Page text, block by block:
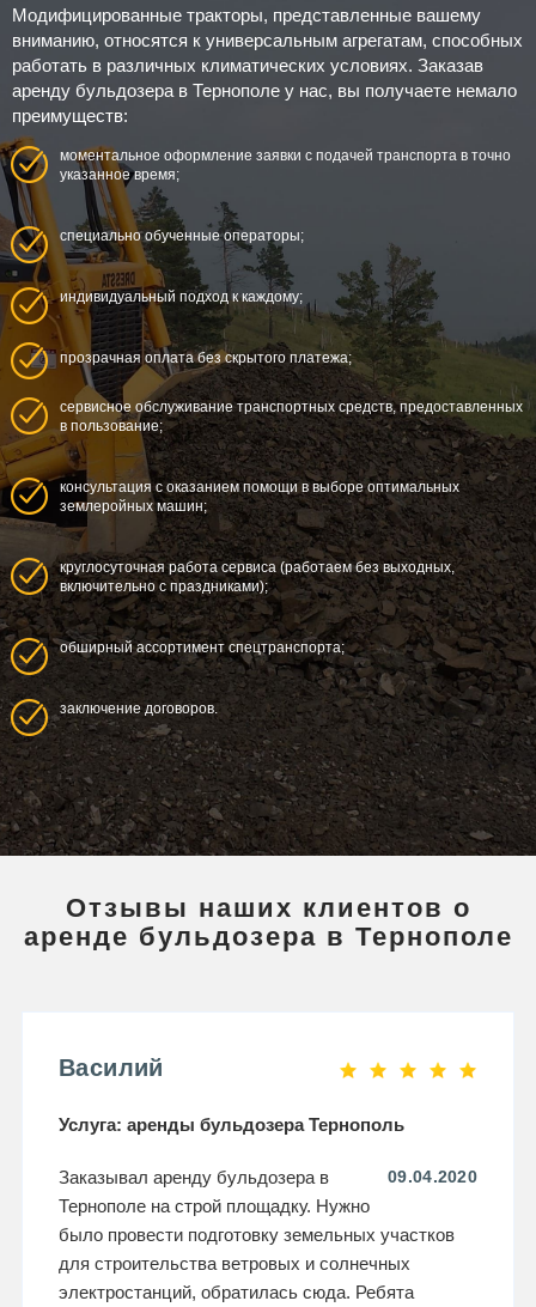
Модифицированные тракторы, представленные вашему
вниманию, относятся к универсальным агрегатам, способных
работать в различных климатических условиях. Заказав
аренду бульдозера в Тернополе у нас, вы получаете немало
преимуществ:
моментальное оформление заявки с подачей транспорта в точно
указанное время;
специально обученные операторы;
индивидуальный подход к каждому;
прозрачная оплата без скрытого платежа;
сервисное обслуживание транспортных средств, предоставленных
в пользование;
консультация с оказанием помощи в выборе оптимальных
землеройных машин;
круглосуточная работа сервиса (работаем без выходных,
включительно с праздниками);
обширный ассортимент спецтранспорта;
заключение договоров.
Отзывы наших клиентов о
аренде бульдозера в Тернополе
Василий
Услуга: аренды бульдозера Тернополь
09.04.2020
Заказывал аренду бульдозера в
Тернополе на строй площадку. Нужно
было провести подготовку земельных участков
для строительства ветровых и солнечных
электростанций, обратилась сюда. Ребята